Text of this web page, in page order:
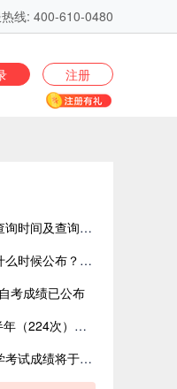
线: 400-610-0480
注册
山东省2022年10月自考成绩查询时间及查询入口什么时候公布？
内蒙古2022年10月自考成绩什么时候公布？成绩查询入口是？
考成绩已公布
四川阿坝师范学院2022年下半年（224次）自考省考成绩公示及查分工作的通知
2022年10月北京高等教育自学考试成绩将于12月6日公布